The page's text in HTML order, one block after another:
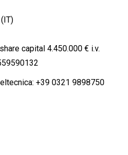
capital 4.450.000 € i.v.
+39 0321 9898750